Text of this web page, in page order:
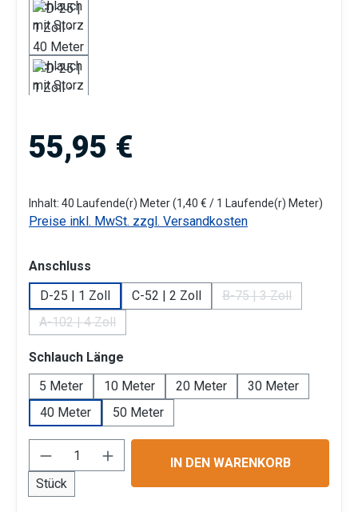
Regulärer Preis:
55,95 €
Inhalt: 40 Laufende(r) Meter(1,40 € / 1 Laufende(r) Meter)
Preise inkl. MwSt. zzgl. Versandkosten
Anschluss
D-25 | 1 Zoll
C-52 | 2 Zoll B-75 | 3 Zoll
A-102 | 4 Zoll
(Diese Option ist zurzeit nicht verfügbar.)
Schlauch Länge
5 Meter
10 Meter 20 Meter
30 Meter
40 Meter
50 Meter
Produkt Anzahl: Gib den gewünschten
Stück
IN DEN WARENKORB